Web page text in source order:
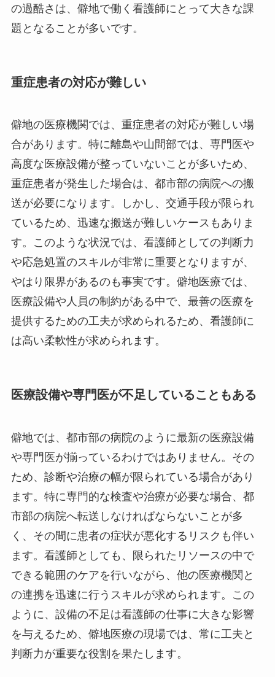
の過酷さは、僻地で働く看護師にとって大きな課
題となることが多いです。
重症患者の対応が難しい
僻地の医療機関では、重症患者の対応が難しい場
合があります。特に離島や山間部では、専門医や
高度な医療設備が整っていないことが多いため、
重症患者が発生した場合は、都市部の病院への搬
送が必要になります。しかし、交通手段が限られ
ているため、迅速な搬送が難しいケースもありま
す。このような状況では、看護師としての判断力
や応急処置のスキルが非常に重要となりますが、
やはり限界があるのも事実です。僻地医療では、
医療設備や人員の制約がある中で、最善の医療を
提供するための工夫が求められるため、看護師に
は高い柔軟性が求められます。
医療設備や専門医が不足していることもある
僻地では、都市部の病院のように最新の医療設備
や専門医が揃っているわけではありません。その
ため、診断や治療の幅が限られている場合があり
ます。特に専門的な検査や治療が必要な場合、都
市部の病院へ転送しなければならないことが多
く、その間に患者の症状が悪化するリスクも伴い
ます。看護師としても、限られたリソースの中で
できる範囲のケアを行いながら、他の医療機関と
の連携を迅速に行うスキルが求められます。この
ように、設備の不足は看護師の仕事に大きな影響
を与えるため、僻地医療の現場では、常に工夫と
判断力が重要な役割を果たします。